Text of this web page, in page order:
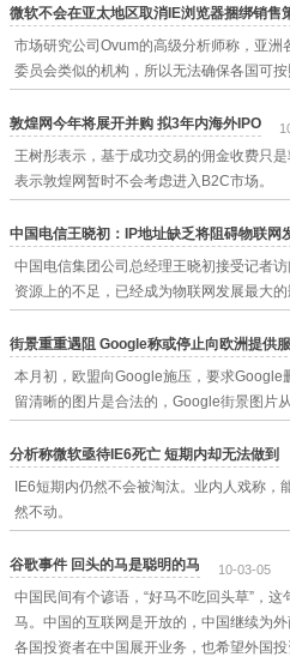
微软不会在亚太地区取消IE浏览器捆绑销售
市场研究公司Ovum的高级分析师称，亚
委员会类似的机构，所以无法确保各国可按
敦煌网今年将展开并购 拟3年内海外IPO
王树彤表示，基于成功交易的佣金收费只
表示敦煌网暂时不会考虑进入B2C市场。
中国电信王晓初：IP地址缺乏将阻碍物联网
中国电信集团公司总经理王晓初接受记者
资源上的不足，已经成为物联网发展最大的
街景重重遇阻 Google称或停止向欧洲提供
本月初，欧盟向Google施压，要求
留清晰的图片是合法的，Google街景图片
分析称微软亟待IE6死亡 短期内却无法做到
IE6短期内仍然不会被淘汰。业内人戏称
然不动。
谷歌事件 回头的马是聪明的马 10-03-05
中国民间有个谚语，“好马不吃回头草”，
马。中国的互联网是开放的，中国继续为
各国投资者在中国展开业务，也希望外国